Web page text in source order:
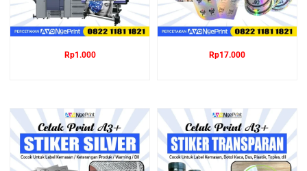
Rp1.000 Rp17.000